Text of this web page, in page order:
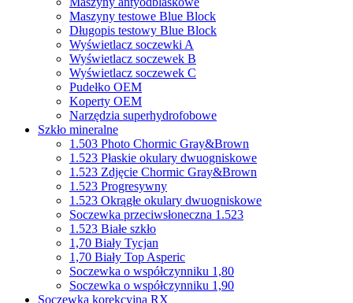
Maszyny testowe Blue Block
Długopis testowy Blue Block
Wyświetlacz soczewki A
Wyświetlacz soczewek B
Wyświetlacz soczewek C
Pudełko OEM
Koperty OEM
Narzędzia superhydrofobowe
Szkło mineralne
1.503 Photo Chormic Gray&Brown
1.523 Płaskie okulary dwuogniskowe
1.523 Zdjęcie Chormic Gray&Brown
1.523 Progresywny
1.523 Okrągłe okulary dwuogniskowe
Soczewka przeciwsłoneczna 1.523
1.523 Białe szkło
1,70 Biały Tycjan
1,70 Biały Top Asperic
Soczewka o współczynniku 1,80
Soczewka o współczynniku 1,90
Soczewka korekcyjna RX